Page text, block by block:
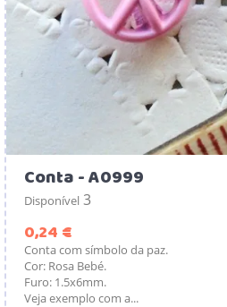
Conta - A0999
Disponível 3
0,24 €
Conta com símbolo da paz.
Cor: Rosa Bebé.
Furo: 1.5x6mm.
Veja exemplo com a...